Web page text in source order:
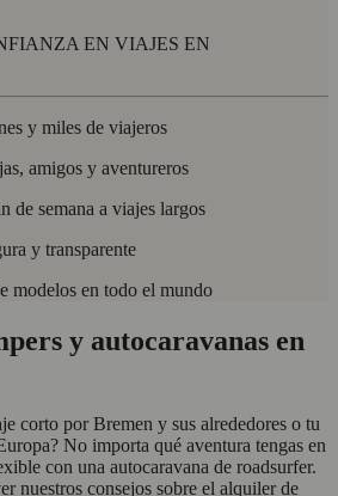
EN VIAJES EN
y miles de viajeros
amigos y aventureros
de semana a viajes largos
y transparente
modelos en todo el mundo
y autocaravanas en
corto por Bremen y sus alrededores o tu
No importa qué aventura tengas en
con una autocaravana de roadsurfer.
nuestros consejos sobre el alquiler de